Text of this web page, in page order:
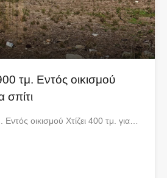
τμ. Εντός οικισμού
σπίτι
οικισμού Χτίζει 400 τμ. για…